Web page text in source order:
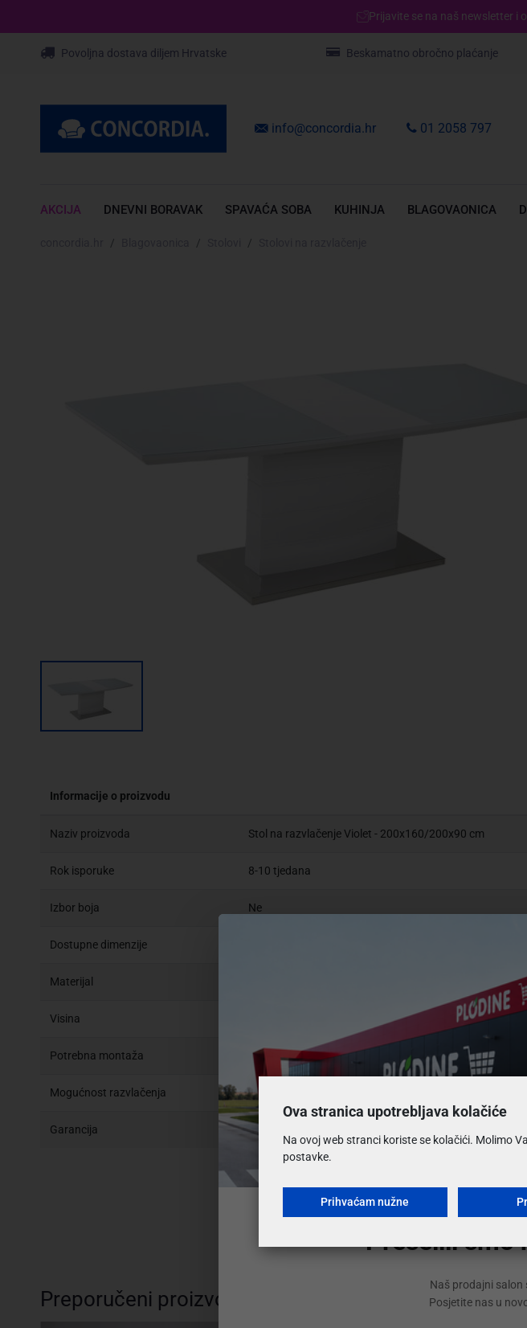
Prijavite se na naš newsletter i
Povoljna dostava diljem Hrvatske Beskamatno obročno plaćanje
info@concordia.hr 01 2058 797
AKCIJA DNEVNI BORAVAK SPAVAĆA SOBA KUHINJA BLAGOVAONICA
Informacije o proizvodu
Naziv proizvoda Stol na razvlačenje Violet - 200x160/200x90 cm
Rok isporuke 8-10 tjedana
Izbor boja Ne
Dostupne dimenzije
Materijal
Visina
Potrebna montaža DA
Mogućnost razvlačenja DA
Garancija 2 godine
Preporučeni proizvodi
Preselili smo
Naš prodajni salon
Posjetite nas u
Ova stranica upotrebljava kolačiće
Na ovoj web stranci koriste se kolačići. Molimo
postavke.
Prihvaćam nužne